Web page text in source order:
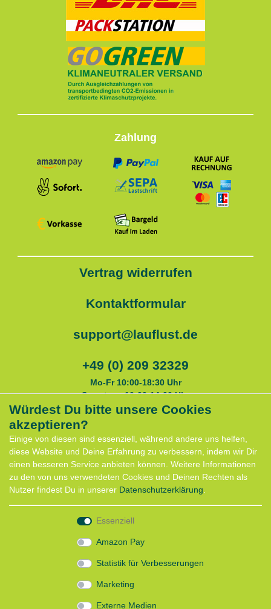
Zahlung
Vertrag widerrufen
Kontaktformular
support@lauflust.de
+49 (0) 209 32329
Mo-Fr 10:00-18:30 Uhr
Samstags 10:00-14:00 Uhr
Anfahrt
Kontaktformular
Termin für Hundeberatung
CaniX Seminare
Lauf Seminar
Laufen mit Lauflust
Batterieentsorgung
Daten­schutz­erklärung
AGB
Würdest Du bitte unsere Cookies
akzeptieren?
Einige von diesen sind essenziell, während andere uns helfen,
diese Website und Deine Erfahrung zu verbessern, indem wir Dir
einen besseren Service anbieten können. Weitere Informationen
zu den von uns verwendeten Cookies und Deinen Rechten als
Nutzer findest Du in unserer Daten­schutz­erklärung
Essenziell
Amazon Pay
Statistik für Verbesserungen
Marketing
Externe Medien